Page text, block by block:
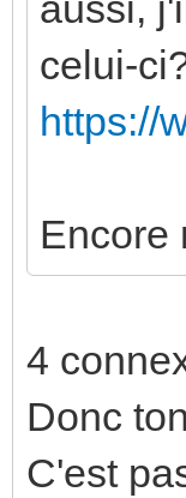
celui-
https://
Encore
4
Donc
C'est